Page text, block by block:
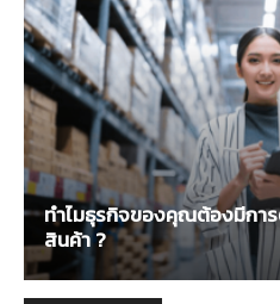
ทำไมธุรกิจของคุณต้องมีกา
สินค้า ?